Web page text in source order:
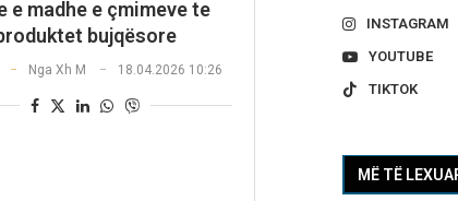
e madhe e çmimeve te
bujqësore
NgaXh M 18.04.2026 10:26
INSTAGRAM
YOUTUBE
TIKTOK
MË TË